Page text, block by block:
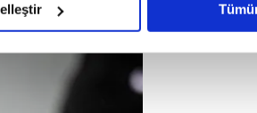
ve üçüncü kişilere ait çerezler
olan çerezler bilgi toplumu